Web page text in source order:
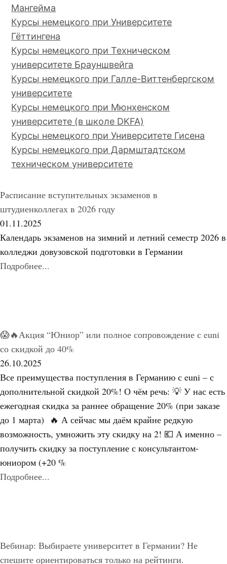
Мангейма
Курсы немецкого при Университете
Гёттингена
Курсы немецкого при Техническом
университете Брауншвейга
Курсы немецкого при Галле-Виттенбергском
университете
Курсы немецкого при Мюнхенском
университете (в школе DKFA)
Курсы немецкого при Университете Гисена
Курсы немецкого при Дармштадтском
техническом университете
Расписание вступительных экзаменов в
штудиенколлегах в 2026 году
01.11.2025
Календарь экзаменов на зимний и летний семестр 2026 в
колледжи довузовской подготовки в Германии
Подробнее...
😱🔥Акция “Юниор” или полное сопровождение с euni
со скидкой до 40%
26.10.2025
Все преимущества поступления в Германию с euni – с
дополнительной скидкой 20%! О чём речь: 💡 У нас есть
ежегодная скидка за раннее обращение 20% (при заказе
до 1 марта) 🔥 А сейчас мы даём крайне редкую
возможность, умножить эту скидку на 2! 💶 А именно –
получить скидку за поступление с консультантом-
юниором (+20 %
Подробнее...
Вебинар: Выбираете университет в Германии? Не
спешите ориентироваться только на рейтинги.